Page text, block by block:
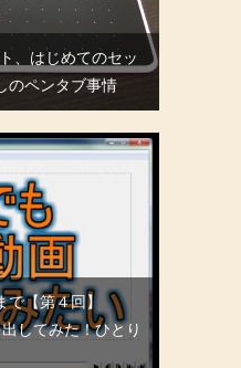
、はじめてのセッ
のペンタブ事情
【第４回】
してみた！ひとり